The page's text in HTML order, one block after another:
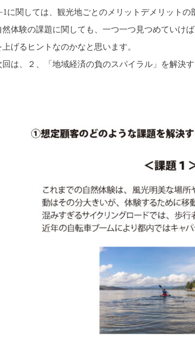
に関しては、観光地ごとのメリットデメリット
然体験の課題に関しても、一つ一つ見つめていけ
上げるヒントなのかなと思います。
回は、２、「地域経済の負のスパイラル」を解決